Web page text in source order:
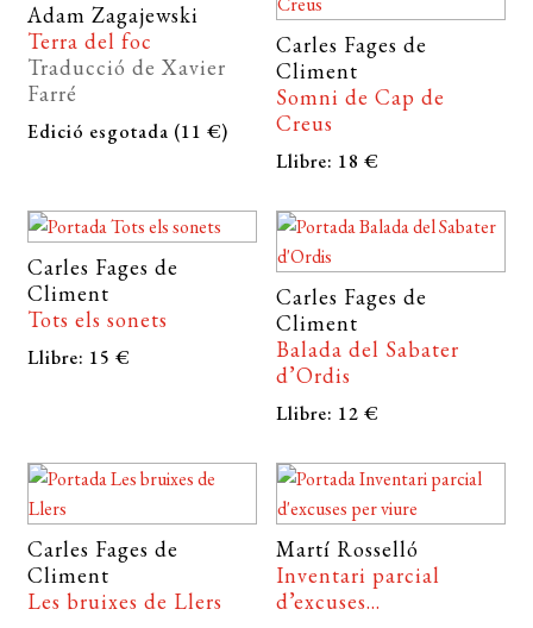
Adam Zagajewski
Terra del foc
Traducció de Xavier
Farré
Edició esgotada (11 €)
Carles Fages de
Climent
Somni de Cap de
Creus
Llibre: 18 €
Carles Fages de
Climent
Tots els sonets
Llibre: 15 €
Carles Fages de
Climent
Balada del Sabater
d’Ordis
Llibre: 12 €
Carles Fages de
Climent
Les bruixes de Llers
Martí Rosselló
Inventari parcial
d’excuses...